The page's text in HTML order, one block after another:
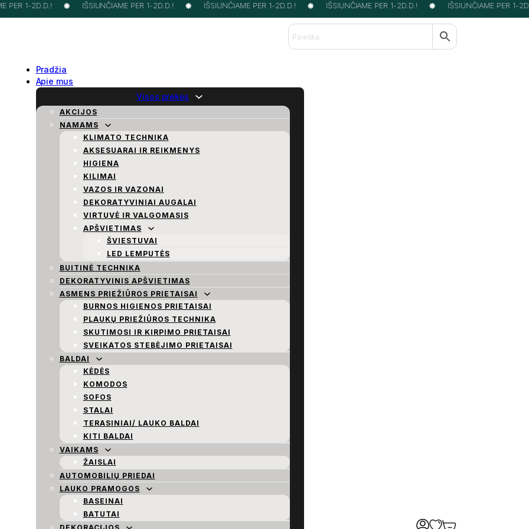
PER 1-2D.D.! IŠSIUNČIAME PER 1-2D.D.! IŠSIUNČIAME PER 1-2D.D.! IŠSIUNČIAME PER 1-2D.D.! IŠSIUNČIAME PER 1-
Pradžia
Apie mus
Visos prekės
AKCIJOS
NAMAMS
KLIMATO TECHNIKA
AKSESUARAI IR REIKMENYS
HIGIENA
KILIMAI
VAZOS IR VAZONAI
DEKORATYVINIAI AUGALAI
VIRTUVĖ IR VALGOMASIS
APŠVIETIMAS
ŠVIESTUVAI
LED LEMPUTĖS
BUITINĖ TECHNIKA
DEKORATYVINIS APŠVIETIMAS
ASMENS PRIEŽIŪROS PRIETAISAI
BURNOS HIGIENOS PRIETAISAI
PLAUKŲ PRIEŽIŪROS TECHNIKA
SKUTIMOSI IR KIRPIMO PRIETAISAI
SVEIKATOS STEBĖJIMO PRIETAISAI
BALDAI
KĖDĖS
KOMODOS
SOFOS
STALAI
TERASINIAI/ LAUKO BALDAI
KITI BALDAI
VAIKAMS
ŽAISLAI
AUTOMOBILIŲ PRIEDAI
LAUKO PRAMOGOS
BASEINAI
BATUTAI